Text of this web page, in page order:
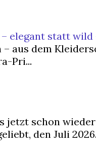
– elegant statt wild
aus dem
Pri...
jetzt schon
den Juli